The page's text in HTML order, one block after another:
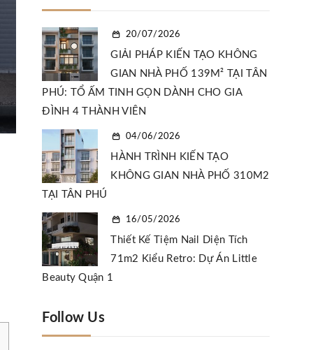
20/07/2026
GIẢI PHÁP KIẾN TẠO KHÔNG
GIAN NHÀ PHỐ 139M² TẠI TÂN
PHÚ: TỔ ẤM TINH GỌN DÀNH CHO GIA
ĐÌNH 4 THÀNH VIÊN
04/06/2026
HÀNH TRÌNH KIẾN TẠO
KHÔNG GIAN NHÀ PHỐ 310M2
TẠI TÂN PHÚ
16/05/2026
Thiết Kế Tiệm Nail Diện Tích
71m2 Kiểu Retro: Dự Án Little
Beauty Quận 1
Follow Us